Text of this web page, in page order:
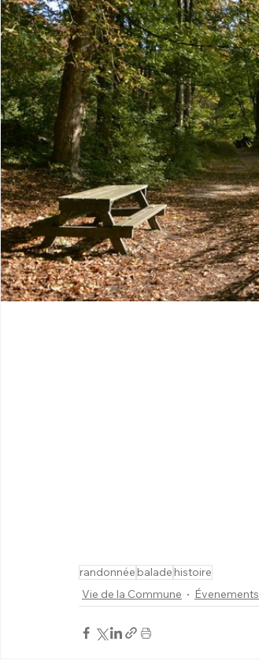
randonnée balade histoire
Vie de la Commune
Évenements